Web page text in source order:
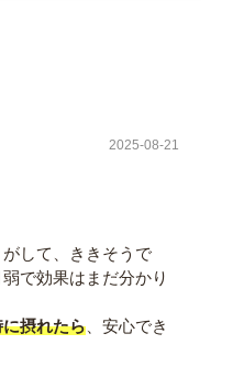
2025-08-21
して、ききそうで
で効果はまだ分かり
摂れたら、安心でき